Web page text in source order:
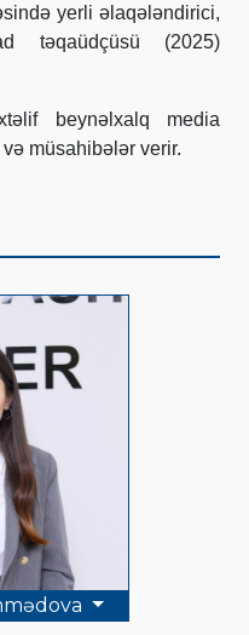
yerli əlaqələndirici,
təqaüdçüsü (2025)
beynəlxalq media
və müsahibələr verir.